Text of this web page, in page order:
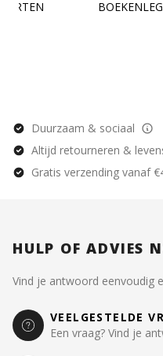
Duurzaam & sociaal
Altijd retourneren &
Gratis verzending vanaf
HULP OF ADVIES
Vind je antwoord eenvoudig
VEELGESTELDE
Een vraag? Vind je